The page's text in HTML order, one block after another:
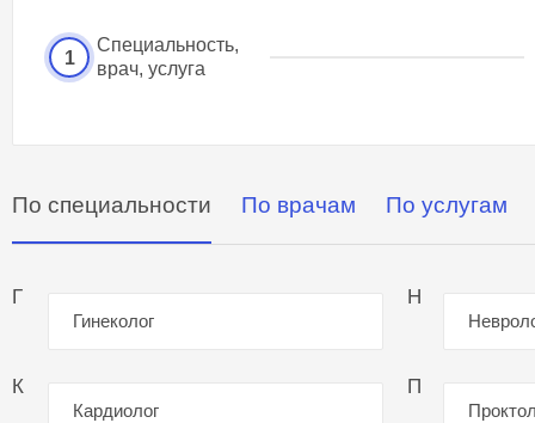
1
Специальность,
врач, услуга
По специальности По врачам По услугам
Г
Гинеколог
К
Кардиолог
Н
П